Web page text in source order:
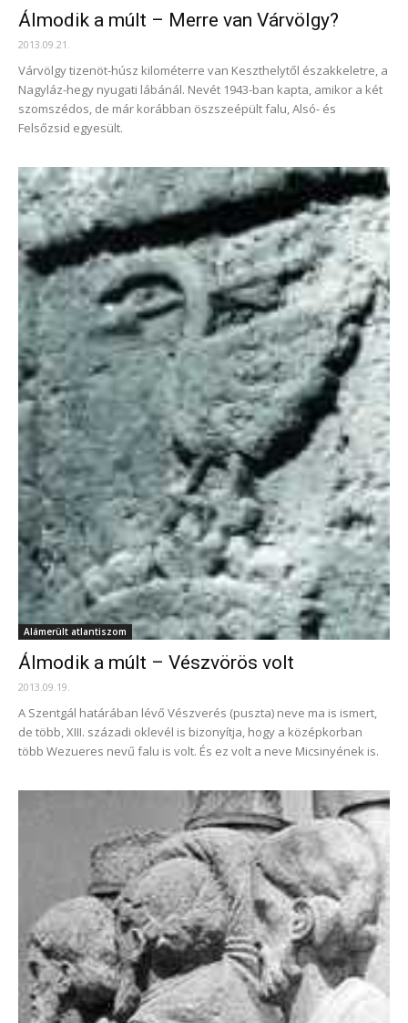
Álmodik a múlt – Merre van Várvölgy?
2013.09.21.
Várvölgy tizenöt-húsz kilométerre van Keszthelytől északkeletre, a
Nagyláz-hegy nyugati lábánál. Nevét 1943-ban kapta, amikor a két
szomszédos, de már korábban öszszeépült falu, Alsó- és
Felsőzsid egyesült.
Alámerült atlantiszom
Álmodik a múlt – Vészvörös volt
2013.09.19.
A Szentgál határában lévő Vészverés (puszta) neve ma is ismert,
de több, XIII. századi oklevél is bizonyítja, hogy a középkorban
több Wezueres nevű falu is volt. És ez volt a neve Micsinyének is.